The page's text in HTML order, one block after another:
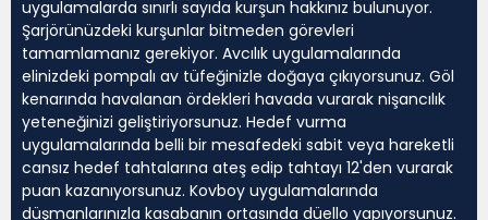
uygulamalarda sınırlı sayıda kurşun hakkınız bulunuyor.
Şarjörünüzdeki kurşunlar bitmeden görevleri
tamamlamanız gerekiyor. Avcılık uygulamalarında
elinizdeki pompalı av tüfeğinizle doğaya çıkıyorsunuz. Göl
kenarında havalanan ördekleri havada vurarak nişancılık
yeteneğinizi geliştiriyorsunuz. Hedef vurma
uygulamalarında belli bir mesafedeki sabit veya hareketli
cansız hedef tahtalarına ateş edip tahtayı 12'den vurarak
puan kazanıyorsunuz. Kovboy uygulamalarında
düşmanlarınızla kasabanın ortasında düello yapıyorsunuz.